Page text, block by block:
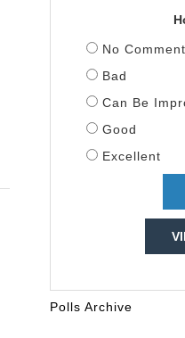
No
Bad
Can Be
Good
Excellent
Polls Archive